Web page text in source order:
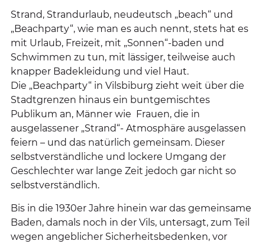
Strand, Strandurlaub, neudeutsch „beach“ und
„Beachparty“, wie man es auch nennt, stets hat es
mit Urlaub, Freizeit, mit „Sonnen“-baden und
Schwimmen zu tun, mit lässiger, teilweise auch
knapper Badekleidung und viel Haut.
Die „Beachparty“ in Vilsbiburg zieht weit über die
Stadtgrenzen hinaus ein buntgemischtes
Publikum an, Männer wie Frauen, die in
ausgelassener „Strand“- Atmosphäre ausgelassen
feiern – und das natürlich gemeinsam. Dieser
selbstverständliche und lockere Umgang der
Geschlechter war lange Zeit jedoch gar nicht so
selbstverständlich.
Bis in die 1930er Jahre hinein war das gemeinsame
Baden, damals noch in der Vils, untersagt, zum Teil
wegen angeblicher Sicherheitsbedenken, vor